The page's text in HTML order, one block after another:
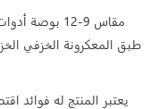
يعتبر المنتج له فوائد